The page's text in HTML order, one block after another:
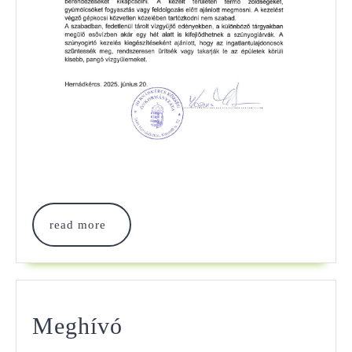
read more
read
more
Meghívó